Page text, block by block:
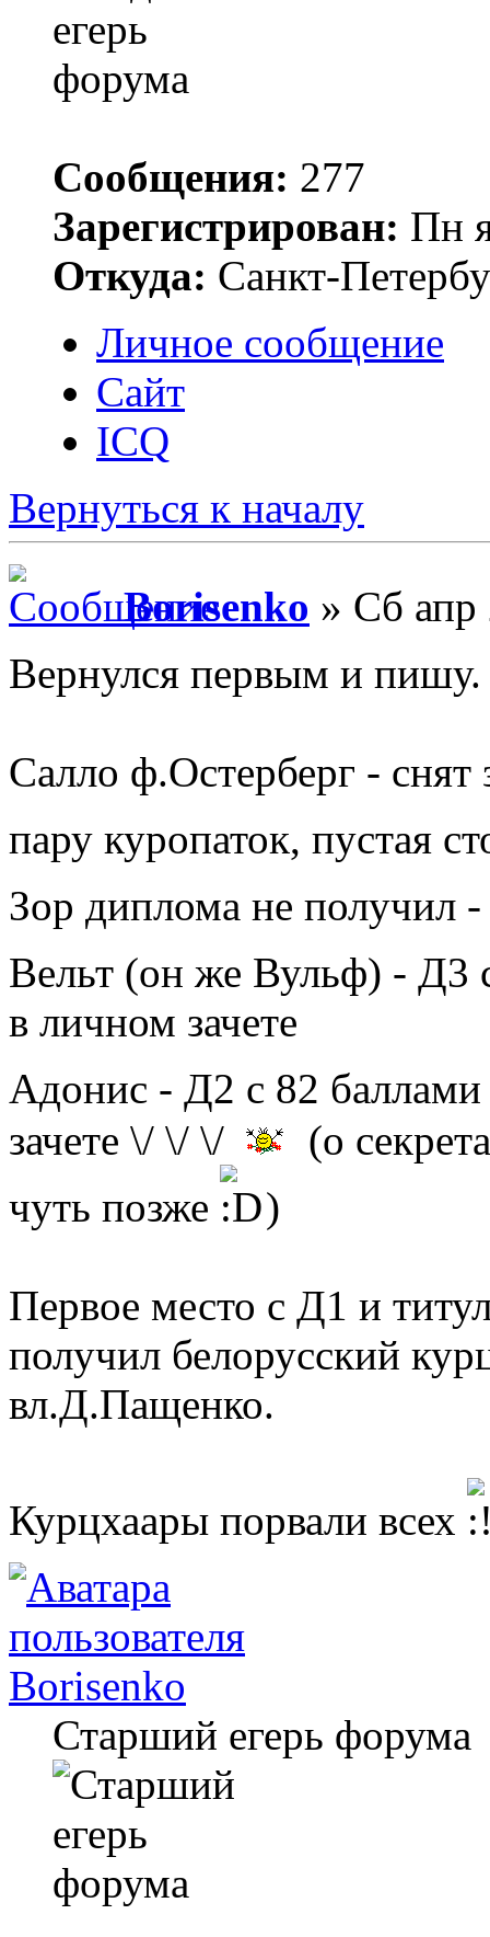
Сообщения: 277
Зарегистрирован: Пн
Откуда: Санкт-
Личное сообщение
Сайт
ICQ
Вернуться к началу
Borisenko » Сб апр
Вернулся первым и пишу.
Салло ф.Остерберг - снят
пару куропаток, пустая
Зор диплома не получил
Вельт (он же Вульф) - Д3
в личном зачете
Адонис - Д2 с 82
зачете \/ \/ \/
(о
чуть позже
)
Первое место с Д1 и
получил белорусский
вл.Д.Пащенко.
Курцхаары порвали всех
Borisenko
Старший егерь форума